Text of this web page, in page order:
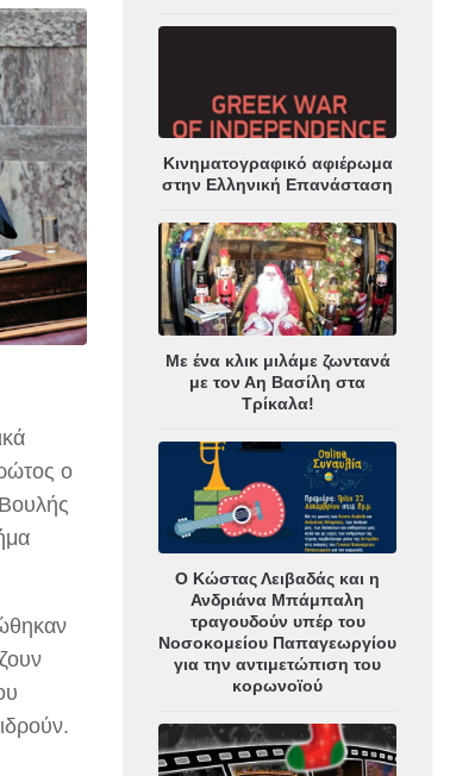
ο
Κινηματογραφικό αφιέρωμα
στην Ελληνική Επανάσταση
Με ένα κλικ μιλάμε ζωντανά
με τον Αη Βασίλη στα
Τρίκαλα!
Ο Κώστας Λειβαδάς και η
Ανδριάνα Μπάμπαλη
τραγουδούν υπέρ του
Νοσοκομείου Παπαγεωργίου
για την αντιμετώπιση του
κορωνοϊού